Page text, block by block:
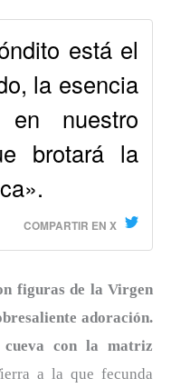
está el
la esencia
nuestro
brotará la
COMPARTIR EN X
figuras de la Virgen
adoración.
con la matriz
a la que fecunda